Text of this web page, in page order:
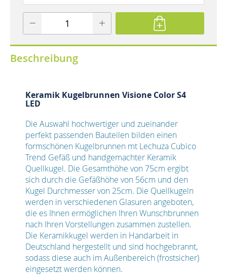
Beschreibung
Keramik Kugelbrunnen Visione Color S4
LED
Die Auswahl hochwertiger und zueinander
perfekt passenden Bauteilen bilden einen
formschönen Kugelbrunnen mt Lechuza Cubico
Trend Gefäß und handgemachter Keramik
Quellkugel. Die Gesamthöhe von 75cm ergibt
sich durch die Gefäßhöhe von 56cm und den
Kugel Durchmesser von 25cm. Die Quellkugeln
werden in verschiedenen Glasuren angeboten,
die es Ihnen ermöglichen Ihren Wunschbrunnen
nach Ihren Vorstellungen zusammen zustellen.
Die Keramikkugel werden in Handarbeit in
Deutschland hergestellt und sind hochgebrannt,
sodass diese auch im Außenbereich (frostsicher)
eingesetzt werden können.